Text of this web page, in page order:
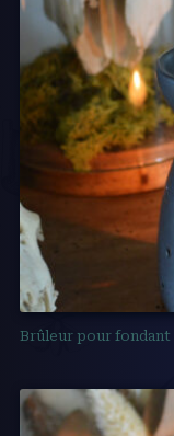
Brûleur pour fondant